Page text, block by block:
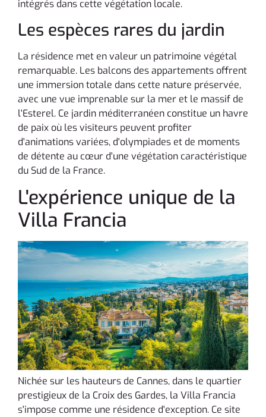
intégrés dans cette végétation locale.
Les espèces rares du jardin
La résidence met en valeur un patrimoine végétal
remarquable. Les balcons des appartements offrent
une immersion totale dans cette nature préservée,
avec une vue imprenable sur la mer et le massif de
l'Esterel. Ce jardin méditerranéen constitue un havre
de paix où les visiteurs peuvent profiter
d'animations variées, d'olympiades et de moments
de détente au cœur d'une végétation caractéristique
du Sud de la France.
L'expérience unique de la
Villa Francia
Nichée sur les hauteurs de Cannes, dans le quartier
prestigieux de la Croix des Gardes, la Villa Francia
s'impose comme une résidence d'exception. Ce site